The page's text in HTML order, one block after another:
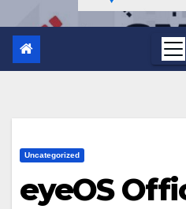
Uncategorized
eyeOS